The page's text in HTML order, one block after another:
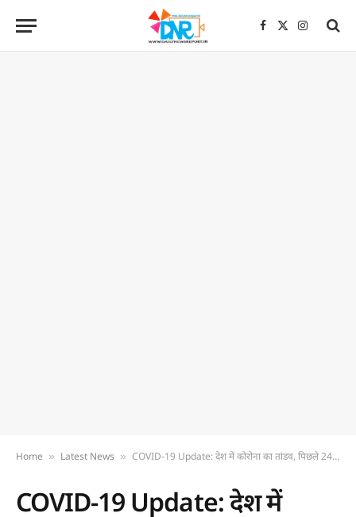
Facebook
X
Home » Latest News » COVID-19 Update: देश में कोरोना का तांडव, पिछले 24 घंटे में दर्ज हुए 86,961 नए केस, 1,130 की मौत
COVID-19 Update: देश में